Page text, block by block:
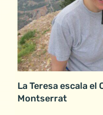
La Teresa escala el
Montserrat